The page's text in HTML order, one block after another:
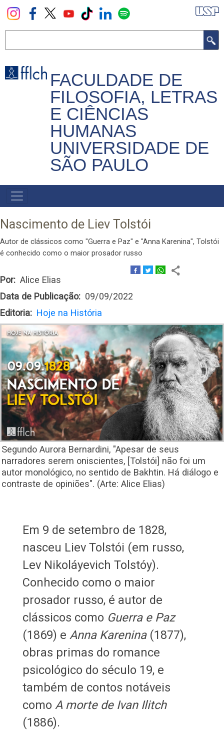
Pular
para
principal
FACULDADE DE
FILOSOFIA, LETRAS
E CIÊNCIAS
HUMANAS
UNIVERSIDADE DE
SÃO PAULO
NAVEGADOR
PRINCIPAL
Nascimento de Liev Tolstói
Autor de clássicos como "Guerra e Paz" e "Anna Karenina", Tolstói
é conhecido como o maior prosador russo
Por
Alice Elias
Data de Publicação
09/09/2022
Editoria
Hoje na História
Segundo Aurora Bernardini, "Apesar de seus
narradores serem oniscientes, [Tolstói] não foi um
autor monológico, no sentido de Bakhtin. Há diálogo e
contraste de opiniões". (Arte: Alice Elias)
Em 9 de setembro de 1828,
nasceu Liev Tolstói (em russo,
Lev Nikoláyevich Tolstóy).
Conhecido como o maior
prosador russo, é autor de
clássicos como Guerra e Paz
(1869) e Anna Karenina (1877),
obras primas do romance
psicológico do século 19, e
também de contos notáveis
como A morte de Ivan Ilitch
(1886).